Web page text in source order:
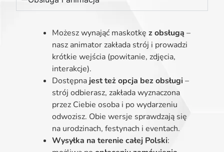
Możesz wynająć maskotkę z obsługą –
nasz animator zakłada strój i prowadzi
krótkie wejścia (powitanie, zdjęcia,
interakcje).
Dostępna jest też opcja bez obsługi–
strój odbierasz, zakłada wyznaczona
przez Ciebie osoba i po wydarzeniu
odwozisz. Obie wersje sprawdzają się
na urodzinach, festynach i eventach.
Wysyłka na terenie całej Polski: